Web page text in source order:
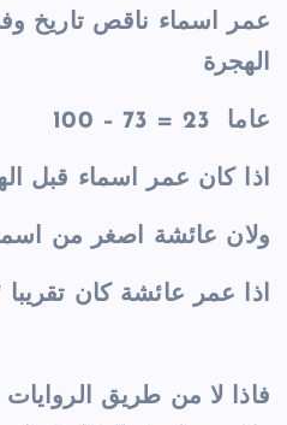
عمر اسماء ناقص تاريخ
الهجرة
100 – 73 = 23 عاما
اذا كان عمر اسماء قبل الهجرة
ولان عائشة اصغر من
اذا عمر عائشة كان تقريبا 17 عاما
فاذا لا من طريق